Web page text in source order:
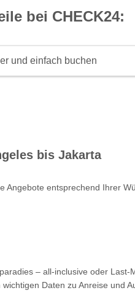
bei CHECK24:
und einfach buchen
bis Jakarta
entsprechend Ihrer
– all-inclusive oder
Daten zu Anreise und